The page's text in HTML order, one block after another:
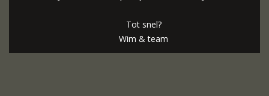
Tot snel?
Wim & team